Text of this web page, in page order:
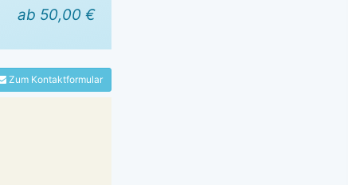
ab 50,00 €
Zum Kontaktformular